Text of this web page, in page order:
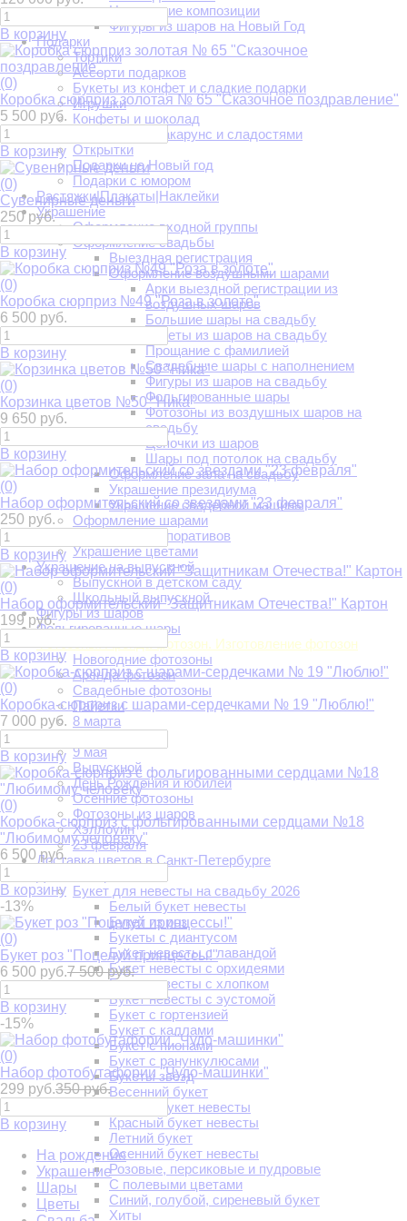
Новогодние композиции
Фигуры из шаров на Новый Год
Подарки
Тортики
Ассорти подарков
Букеты из конфет и сладкие подарки
Игрушки
Конфеты и шоколад
Коробочки с макарунс и сладостями
Открытки
Подарки на Новый год
Подарки с юмором
Растяжки|Плакаты|Наклейки
Украшение
Оформление входной группы
Оформление свадьбы
Выездная регистрация
Оформление воздушными шарами
Арки выездной регистрации из
воздушных шаров
Большие шары на свадьбу
Букеты из шаров на свадьбу
Прощание с фамилией
Свадебные шары с наполнением
Фигуры из шаров на свадьбу
Фольгированные шары
Фотозоны из воздушных шаров на
свадьбу
Цепочки из шаров
Шары под потолок на свадьбу
Оформление зала на свадьбу
Украшение президиума
Украшение свадебной машины
Оформление шарами
Украшение корпоративов
Украшение цветами
Украшение на выпускной
Выпускной в детском саду
Школьный выпускной
Фигуры из шаров
Фольгированные шары
Фотозоны. Аренда фотозон. Изготовление фотозон
Новогодние фотозоны
Аренда фотозон
Свадебные фотозоны
Пайетки
8 марта
9 мая
Выпускной
День Рождения и юбилей
Осенние фотозоны
Фотозоны из шаров
Хэллоуин
23 февраля
Доставка цветов в Санкт-Петербурге
Букет для невесты на свадьбу 2026
Белый букет невесты
Букет из роз
Букеты с диантусом
Букет невесты с лавандой
Букет невесты с орхидеями
Букет невесты с хлопком
Букет невесты с эустомой
Букет с гортензией
Букет с каллами
Букет с пионами
Букет с ранункулюсами
Букеты звёзд
Весенний букет
Зимний букет невесты
Красный букет невесты
Летний букет
Осенний букет невесты
Розовые, персиковые и пудровые
С полевыми цветами
Синий, голубой, сиреневый букет
Хиты
В корзину
(0)
Коробка сюрприз золотая № 65 "Сказочное поздравление"
5 500 руб.
В корзину
(0)
Сувенирные деньги
250 руб.
В корзину
(0)
Коробка сюрприз №49 "Роза в золоте"
6 500 руб.
В корзину
(0)
Корзинка цветов №50 "Ника"
9 650 руб.
В корзину
(0)
Набор оформительский со звездами "23 февраля"
250 руб.
В корзину
(0)
Набор оформительский "Защитникам Отечества!" Картон
199 руб.
В корзину
(0)
Коробка-сюрприз с шарами-сердечками № 19 "Люблю!"
7 000 руб.
В корзину
(0)
Коробка-сюрприз с фольгированными сердцами №18
"Любимому человеку"
6 500 руб.
В корзину
-13%
(0)
Букет роз "Поцелуй принцессы!"
6 500 руб.7 500 руб.
В корзину
-15%
(0)
Набор фотобутафории "Чудо-машинки"
299 руб.350 руб.
В корзину
На рождение
Украшение
Шары
Цветы